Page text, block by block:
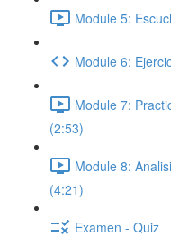
Module 5:
Module 6:
Module 7:
(2:53)
Module 8:
(4:21)
Examen - Quiz